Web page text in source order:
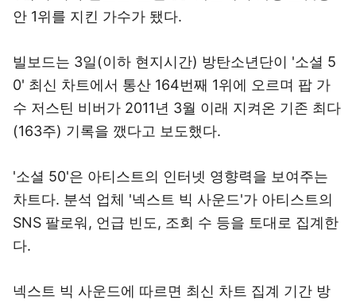
안 1위를 지킨 가수가 됐다.
빌보드는 3일(이하 현지시간) 방탄소년단이 '소셜 5
0' 최신 차트에서 통산 164번째 1위에 오르며 팝 가
수 저스틴 비버가 2011년 3월 이래 지켜온 기존 최다
(163주) 기록을 깼다고 보도했다.
'소셜 50'은 아티스트의 인터넷 영향력을 보여주는
차트다. 분석 업체 '넥스트 빅 사운드'가 아티스트의
SNS 팔로워, 언급 빈도, 조회 수 등을 토대로 집계한
다.
넥스트 빅 사운드에 따르면 최신 차트 집계 기간 방